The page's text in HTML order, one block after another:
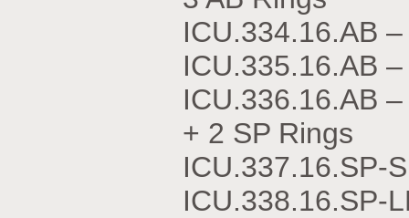
ICU.334.16.АВ –
ICU.335.16.АВ –
ICU.336.16.АВ
+ 2 SP Rings
ICU.337.16.SP-
ICU.338.16.SP-